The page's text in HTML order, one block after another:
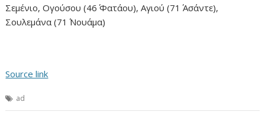
Σεμένιο, Ογούσου (46΄ Φατάου), Αγιού (71΄ Ασάντε),
Σουλεμάνα (71΄ Νουάμα)
Source link
ad